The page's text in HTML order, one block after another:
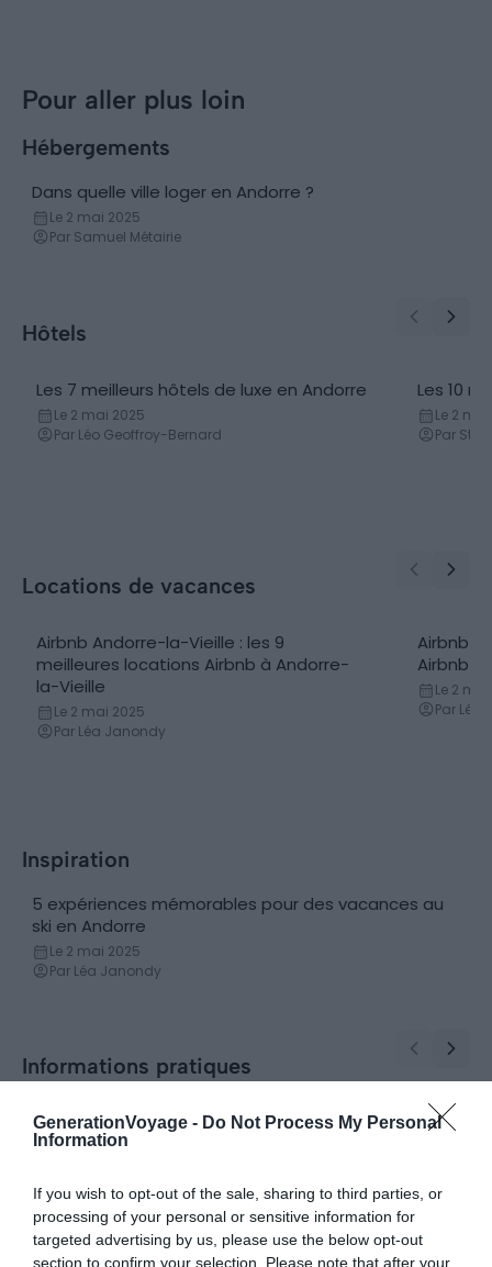
GenerationVoyage - Do Not Process My Personal
Information
If you wish to opt-out of the sale, sharing to third parties, or
processing of your personal or sensitive information for
targeted advertising by us, please use the below opt-out
section to confirm your selection. Please note that after your
Pour aller plus loin
Hébergements
Conseils logement
Dans quelle ville loger en Andorre ?
Le 2 mai 2025
Par Samuel Métairie
Hôtels
Les 7 meilleurs hôtels de luxe en Andorre
Le 2 mai 2025
Par Léo Geoffroy-Bernard
Les 10
Le 2
Par
Locations de vacances
Airbnb Andorre-la-Vieille : les 9
meilleures locations Airbnb à Andorre-
la-Vieille
Le 2 mai 2025
Par Léa Janondy
Airbnb
Airbnb
Le 2
Par Léa
Inspiration
Découvertes
5 expériences mémorables pour des vacances au
ski en Andorre
Le 2 mai 2025
Par Léa Janondy
Informations pratiques
Applications pour apprendre une langue
Top 6 des meilleures applications pour
apprendre le catalan
Par Leslie Pinsard
Par